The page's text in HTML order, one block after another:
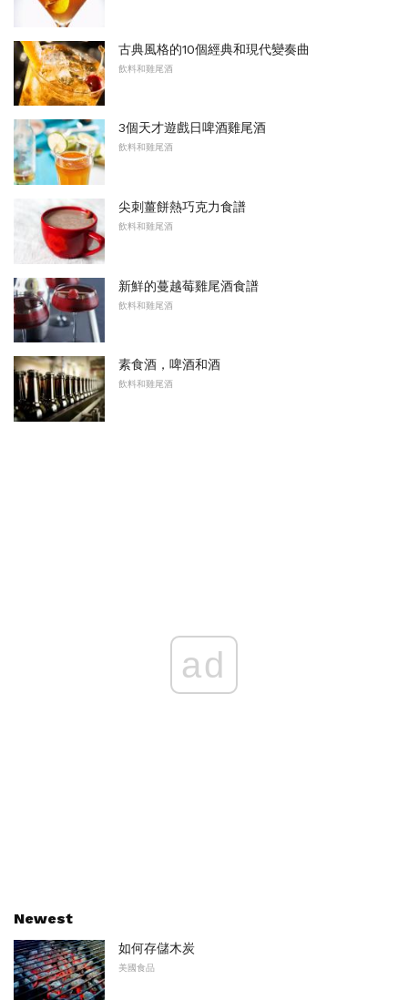
古典風格的10個經典和現代變奏曲
飲料和雞尾酒
3個天才遊戲日啤酒雞尾酒
飲料和雞尾酒
尖刺薑餅熱巧克力食譜
飲料和雞尾酒
新鮮的蔓越莓雞尾酒食譜
飲料和雞尾酒
素食酒，啤酒和酒
飲料和雞尾酒
ad
Newest
如何存儲木炭
美國食品